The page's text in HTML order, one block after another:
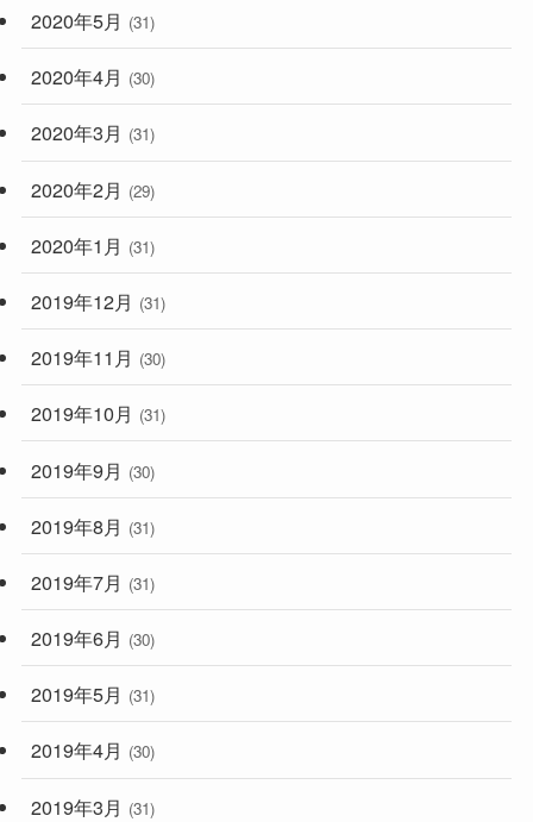
2020年5月 (31)
2020年4月 (30)
2020年3月 (31)
2020年2月 (29)
2020年1月 (31)
2019年12月 (31)
2019年11月 (30)
2019年10月 (31)
2019年9月 (30)
2019年8月 (31)
2019年7月 (31)
2019年6月 (30)
2019年5月 (31)
2019年4月 (30)
2019年3月 (31)